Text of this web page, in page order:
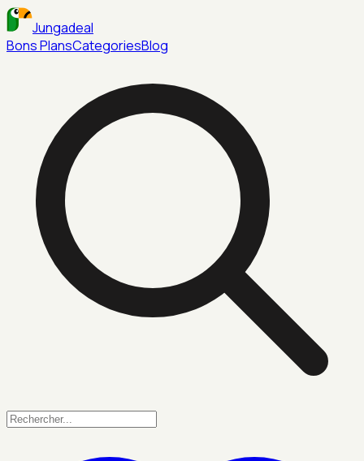
Jungadeal
Bons PlansCategoriesBlog